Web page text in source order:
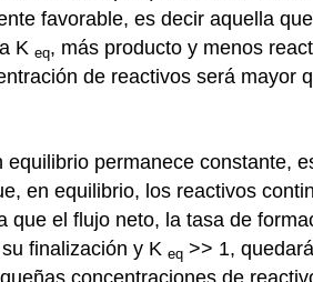
favorable, es decir aquella
K eq, más producto y menos
de reactivos será mayor
permanece constante,
en equilibrio, los reactivos
que el flujo neto, la tasa de
finalización y K eq >> 1,